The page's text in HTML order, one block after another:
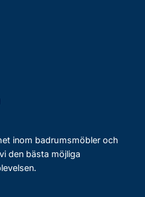
inom badrumsmöbler och
den bästa möjliga